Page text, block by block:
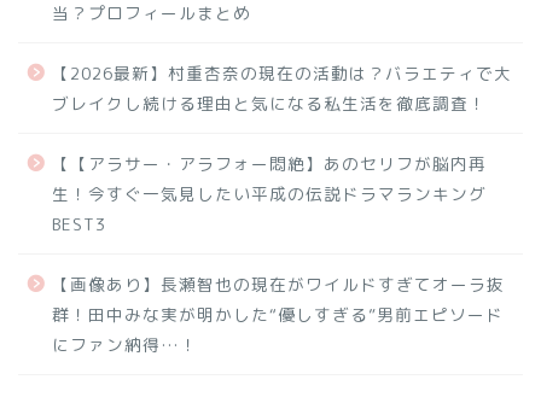
当？プロフィールまとめ
【2026最新】村重杏奈の現在の活動は？バラエティで大
ブレイクし続ける理由と気になる私生活を徹底調査！
【【アラサー・アラフォー悶絶】あのセリフが脳内再
生！今すぐ一気見したい平成の伝説ドラマランキング
BEST3
【画像あり】長瀬智也の現在がワイルドすぎてオーラ抜
群！田中みな実が明かした“優しすぎる”男前エピソード
にファン納得…！